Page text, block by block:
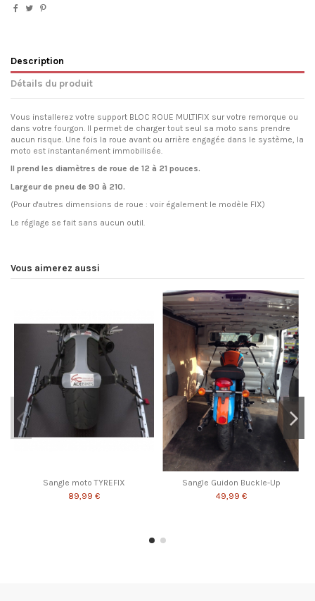
Description
Détails du produit
Vous installerez votre support BLOC ROUE MULTIFIX sur votre remorque ou
dans votre fourgon. Il permet de charger tout seul sa moto sans prendre
aucun risque. Une fois la roue avant ou arrière engagée dans le système, la
moto est instantanément immobilisée.
Il prend les diamètres de roue de 12 à 21 pouces.
Largeur de pneu de 90 à 210.
(Pour d'autres dimensions de roue : voir également le modèle FIX)
Le réglage se fait sans aucun outil.
Vous aimerez aussi
Sangle moto TYREFIX
89,99 €
Sangle Guidon Buckle-Up
49,99 €